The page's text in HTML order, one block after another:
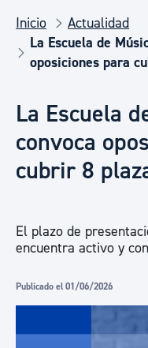
Inicio
Actualidad
La Escuela de
oposiciones para
La Escuela
convoca
cubrir 8
El plazo de
encuentra activo y
Publicado el 01/06/2026